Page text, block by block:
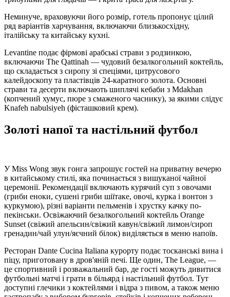
Неминуче, враховуючи його розмір, готель пропонує цілий
ряд варіантів харчування, включаючи близькосхідну,
італійську та китайську кухні.
Levantine подає фірмові арабські страви з родзинкою,
включаючи The Qattinah — чудовий безалкогольний коктейль,
що складається з сиропу зі спеціями, цитрусового
калейдоскопу та пластівців 24-каратного золота. Основні
страви та десерти включають шиплячі кебаби з Mdakhan
(копчений хумус, пюре з смаженого часнику), за якими слідує
Knafeh nabulsiyeh (фісташковий крем).
Золоті напої та настільний футбол
У Miss Wong звук гонга запрошує гостей на приватну вечерю
в китайському стилі, яка починається з вишуканої чайної
церемонії. Рекомендації включають курячий суп з овочами
(гриби еноки, сушені гриби шіїтаке, овочі, курка і вонтон з
куркумою), різні варіанти пельменів і хрустку качку по-
пекінськи. Освіжаючий безалкогольний коктейль Orange
Sunset (свіжий апельсин/свіжий кавун/свіжий лимон/сироп
гренадин/чай улун/яєчний білок) виділяється в меню напоїв.
Ресторан Dante Cucina Italiana курорту подає тосканські вина і
піцу, приготовану в дров'яній печі. Ще один, The League, —
це спортивний і розважальний бар, де гості можуть дивитися
футбольні матчі і грати в більярд і настільний футбол. Тут
доступні глечики з коктейлями і відра з пивом, а також меню